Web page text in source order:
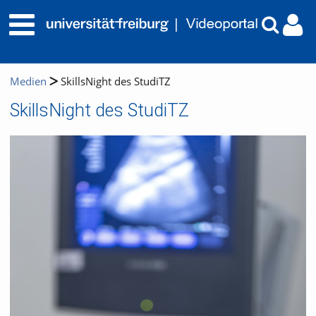
Medien SkillsNight des StudiTZ
SkillsNight des StudiTZ